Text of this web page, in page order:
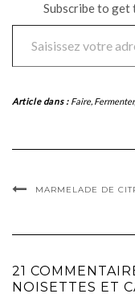
Subscribe to get
Saisissez votre adresse e-mail…
Article dans : Faire, Fermenter
MARMELADE DE
21
NOISETTES ET